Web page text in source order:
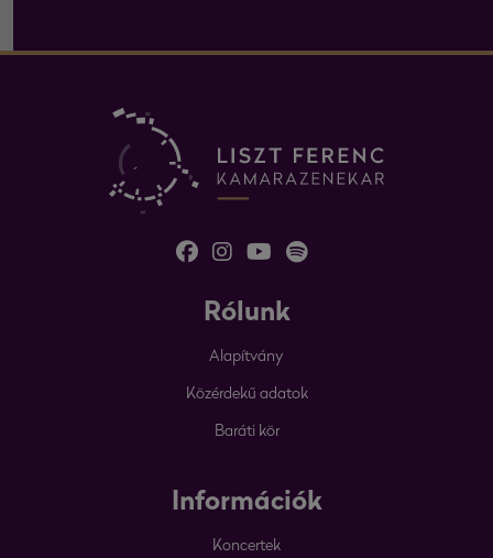
Rólunk
Alapítvány
Közérdekű adatok
Baráti kör
Információk
Koncertek